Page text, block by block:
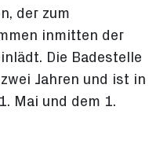
der zum
inmitten der
Die Badestelle
Jahren und ist in
Mai und dem 1.